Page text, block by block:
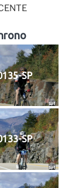
SP
SP